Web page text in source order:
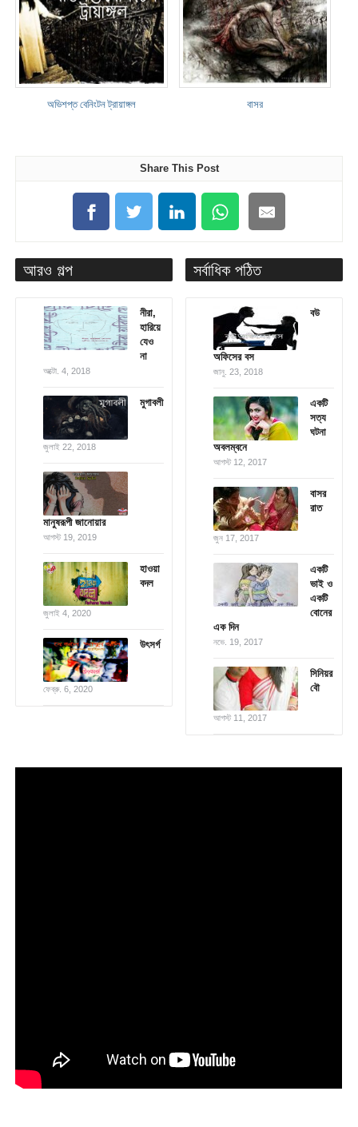
অভিশপ্ত বেনিংটন ট্রায়াঙ্গল বাসর
Share This Post
আরও গল্প
নীরা,
হারিয়ে
যেও
না
অক্টো. 4, 2018
মুগাবলী
জুলাই 22, 2018
মানুষরূপী জানোয়ার
আগস্ট 19, 2019
হাওয়া
বদল
জুলাই 4, 2020
উৎসর্গ
ফেব্রু. 6, 2020
সর্বাধিক পঠিত
বউ
অফিসের বস
জানু. 23, 2018
একটি
সত্য
ঘটনা
অবলম্বনে
আগস্ট 12, 2017
বাসর
রাত
জুন 17, 2017
একটি
ভাই ও
একটি
বোনের
এক দিন
নভে. 19, 2017
সিনিয়র
বৌ
আগস্ট 11, 2017